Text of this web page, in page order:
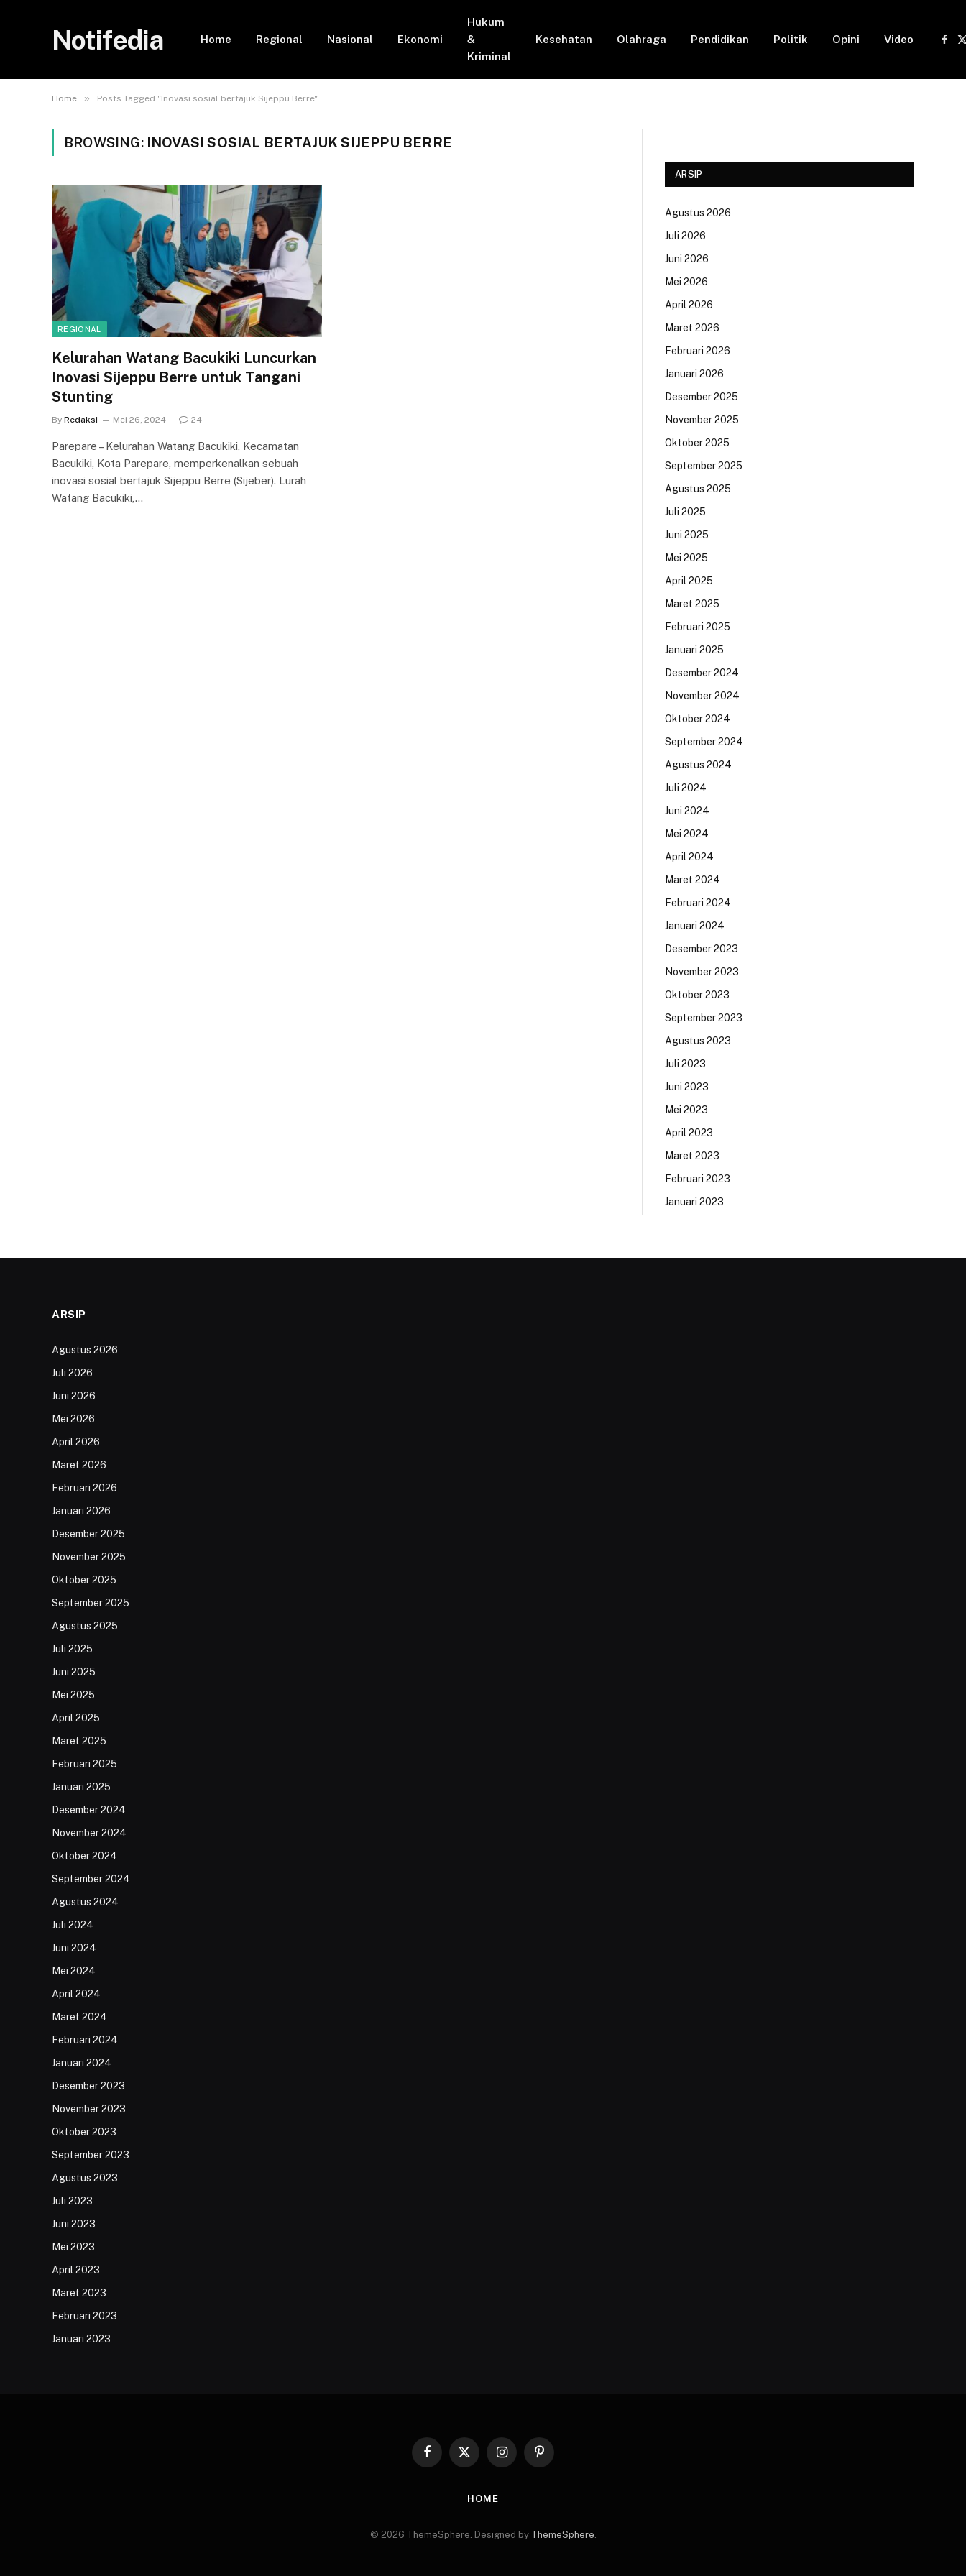
Notifedia Home Regional Nasional Ekonomi
Hukum
&
Kriminal
Kesehatan Olahraga Pendidikan Politik Opini Video
Home » Posts Tagged "Inovasi sosial bertajuk Sijeppu Berre"
BROWSING: INOVASI SOSIAL BERTAJUK SIJEPPU BERRE
REGIONAL
Kelurahan Watang Bacukiki Luncurkan
Inovasi Sijeppu Berre untuk Tangani
Stunting
By Redaksi Mei 26, 2024 24
Parepare – Kelurahan Watang Bacukiki, Kecamatan
Bacukiki, Kota Parepare, memperkenalkan sebuah
inovasi sosial bertajuk Sijeppu Berre (Sijeber). Lurah
Watang Bacukiki,…
ARSIP
Agustus 2026
Juli 2026
Juni 2026
Mei 2026
April 2026
Maret 2026
Februari 2026
Januari 2026
Desember 2025
November 2025
Oktober 2025
September 2025
Agustus 2025
Juli 2025
Juni 2025
Mei 2025
April 2025
Maret 2025
Februari 2025
Januari 2025
Desember 2024
November 2024
Oktober 2024
September 2024
Agustus 2024
Juli 2024
Juni 2024
Mei 2024
April 2024
Maret 2024
Februari 2024
Januari 2024
Desember 2023
November 2023
Oktober 2023
September 2023
Agustus 2023
Juli 2023
Juni 2023
Mei 2023
April 2023
Maret 2023
Februari 2023
Januari 2023
ARSIP
Agustus 2026
Juli 2026
Juni 2026
Mei 2026
April 2026
Maret 2026
Februari 2026
Januari 2026
Desember 2025
November 2025
Oktober 2025
September 2025
Agustus 2025
Juli 2025
Juni 2025
Mei 2025
April 2025
Maret 2025
Februari 2025
Januari 2025
Desember 2024
November 2024
Oktober 2024
September 2024
Agustus 2024
Juli 2024
Juni 2024
Mei 2024
April 2024
Maret 2024
Februari 2024
Januari 2024
Desember 2023
November 2023
Oktober 2023
September 2023
Agustus 2023
Juli 2023
Juni 2023
Mei 2023
April 2023
Maret 2023
Februari 2023
Januari 2023
Facebook
X
InstagramPinterest
HOME
© 2026 ThemeSphere. Designed by ThemeSphere.